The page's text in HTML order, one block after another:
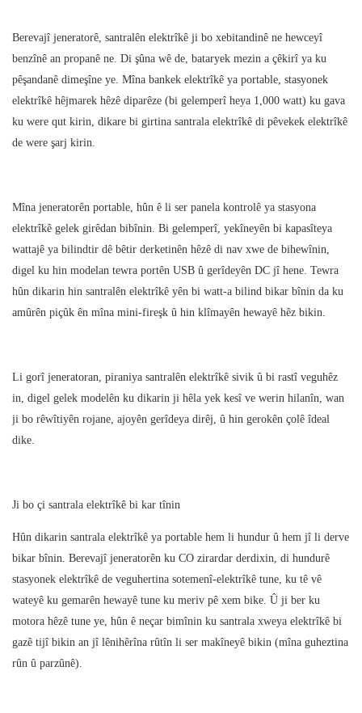
Berevajî jeneratorê, santralên elektrîkê ji bo xebitandinê ne hewceyî
benzînê an propanê ne. Di şûna wê de, bataryek mezin a çêkirî ya ku
pêşandanê dimeşîne ye. Mîna bankek elektrîkê ya portable, stasyonek
elektrîkê hêjmarek hêzê diparêze (bi gelemperî heya 1,000 watt) ku gava
ku were qut kirin, dikare bi girtina santrala elektrîkê di pêvekek elektrîkê
de were şarj kirin.
Mîna jeneratorên portable, hûn ê li ser panela kontrolê ya stasyona
elektrîkê gelek girêdan bibînin. Bi gelemperî, yekîneyên bi kapasîteya
wattajê ya bilindtir dê bêtir derketinên hêzê di nav xwe de bihewînin,
digel ku hin modelan tewra portên USB û gerîdeyên DC jî hene. Tewra
hûn dikarin hin santralên elektrîkê yên bi watt-a bilind bikar bînin da ku
amûrên piçûk ên mîna mini-fireşk û hin klîmayên hewayê hêz bikin.
Li gorî jeneratoran, piraniya santralên elektrîkê sivik û bi rastî veguhêz
in, digel gelek modelên ku dikarin ji hêla yek kesî ve werin hilanîn, wan
ji bo rêwîtiyên rojane, ajoyên gerîdeya dirêj, û hin gerokên çolê îdeal
dike.
Ji bo çi santrala elektrîkê bi kar tînin
Hûn dikarin santrala elektrîkê ya portable hem li hundur û hem jî li derve
bikar bînin. Berevajî jeneratorên ku CO zirardar derdixin, di hundurê
stasyonek elektrîkê de veguhertina sotemenî-elektrîkê tune, ku tê vê
wateyê ku gemarên hewayê tune ku meriv pê xem bike. Û ji ber ku
motora hêzê tune ye, hûn ê neçar bimînin ku santrala xweya elektrîkê bi
gazê tijî bikin an jî lênihêrîna rûtîn li ser makîneyê bikin (mîna guheztina
rûn û parzûnê).